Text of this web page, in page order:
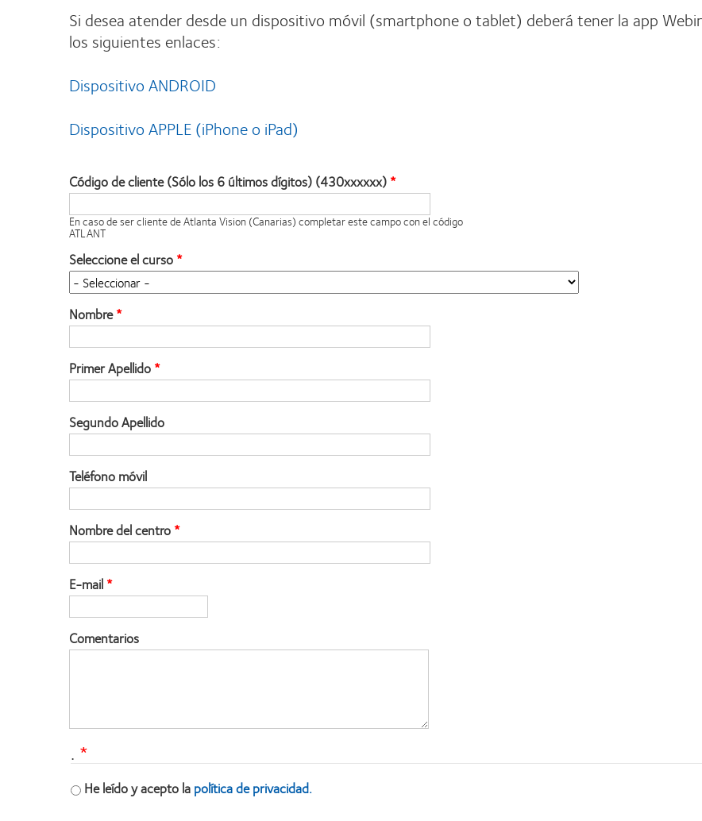
Si desea atender desde un dispositivo móvil (smartphone o tablet) deberá tener la app
los siguientes enlaces:
Dispositivo ANDROID
Dispositivo APPLE (iPhone o iPad)
Código de cliente (Sólo los 6 últimos dígitos) (430xxxxxx)
En caso de ser cliente de Atlanta Vision (Canarias) completar este campo con el código
ATLANT
Seleccione el curso
Nombre
Primer Apellido
Segundo Apellido
Teléfono móvil
Nombre del centro
E-mail
Comentarios
.
He leído y acepto lapolítica de privacidad.